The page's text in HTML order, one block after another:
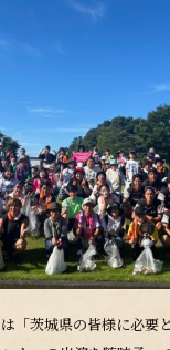
「茨城県の皆様に必要